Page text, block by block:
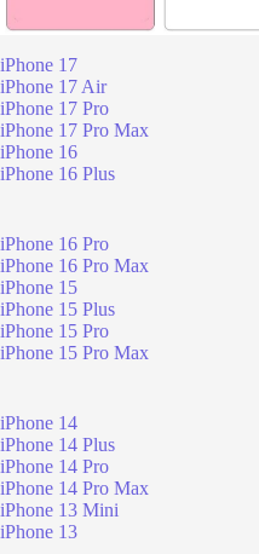
iPhone 17
iPhone 17 Air
iPhone 17 Pro
iPhone 17 Pro Max
iPhone 16
iPhone 16 Plus
iPhone 16 Pro
iPhone 16 Pro Max
iPhone 15
iPhone 15 Plus
iPhone 15 Pro
iPhone 15 Pro Max
iPhone 14
iPhone 14 Plus
iPhone 14 Pro
iPhone 14 Pro Max
iPhone 13 Mini
iPhone 13